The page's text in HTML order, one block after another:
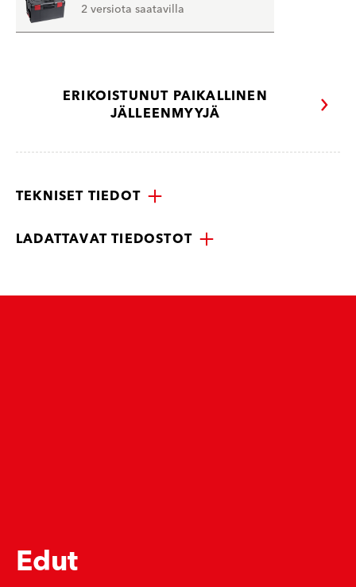
2 versiota saatavilla
ERIKOISTUNUT PAIKALLINEN
JÄLLEENMYYJÄ
TEKNISET TIEDOT
LADATTAVAT TIEDOSTOT
Edut